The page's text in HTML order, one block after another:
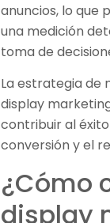
anuncios, lo que
una medición
toma de
La estrategia de
display
contribuir al
conversión y el
¿Cómo
display